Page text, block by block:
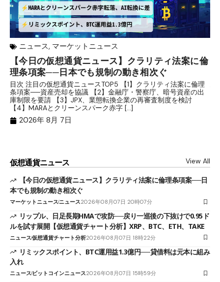
ニュース, マーケットニュース
【今日の仮想通貨ニュース】クラリティ法案に倫
理条項案──日本でも規制の動き相次ぐ
目次 注目の仮想通貨ニュースTOP5 【1】クラリティ法案に倫理
条項案──資産売却を協議 【2】金融庁・警察庁、暗号資産の出
庫制限を要請 【3】JPX、業態転換企業の再審査制度を検討
【4】MARAとクリーンスパーク赤字 […]
2026年 8月 7日
仮想通貨ニュース View All
【今日の仮想通貨ニュース】クラリティ法案に倫理条項案──日
本でも規制の動き相次ぐ
マーケットニュースニュース2026年08月07日 20時07分
リップル、日足長期HMAで攻防──戻り一巡後の下抜けで0.95ド
ルを試す展開【仮想通貨チャート分析】XRP、BTC、ETH、TAKE
ニュース仮想通貨チャート分析2026年08月07日 18時22分
リミックスポイント、BTC運用益1.3億円──貸借料は元本に組み
入れ
ニュースビットコインニュース2026年08月07日 15時59分